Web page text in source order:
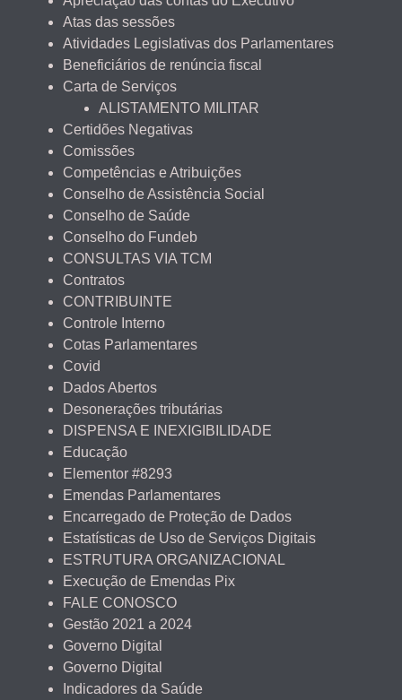
Atas das sessões
Atividades Legislativas dos Parlamentares
Beneficiários de renúncia fiscal
Carta de Serviços
ALISTAMENTO MILITAR
Certidões Negativas
Comissões
Competências e Atribuições
Conselho de Assistência Social
Conselho de Saúde
Conselho do Fundeb
CONSULTAS VIA TCM
Contratos
CONTRIBUINTE
Controle Interno
Cotas Parlamentares
Covid
Dados Abertos
Desonerações tributárias
DISPENSA E INEXIGIBILIDADE
Educação
Elementor #8293
Emendas Parlamentares
Encarregado de Proteção de Dados
Estatísticas de Uso de Serviços Digitais
ESTRUTURA ORGANIZACIONAL
Execução de Emendas Pix
FALE CONOSCO
Gestão 2021 a 2024
Governo Digital
Governo Digital
Indicadores da Saúde